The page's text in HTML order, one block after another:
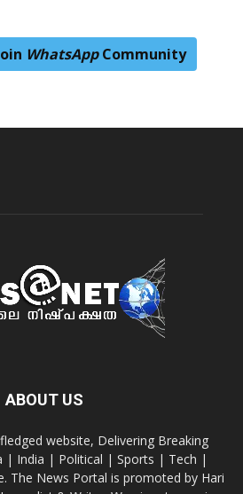
WhatsAppCommunity
ABOUT US
website, Delivering Breaking
| India | Political | Sports | Tech |
The News Portal is promoted by Hari